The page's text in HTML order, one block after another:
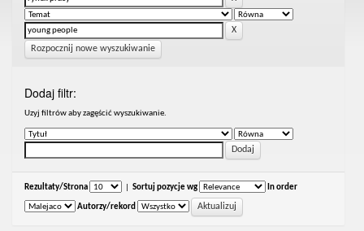
Rozpocznij nowe wyszukiwanie
Dodaj filtr:
Uzyj filtrów aby zagęścić wyszukiwanie.
Rezultaty/Strona Sortuj pozycje wg In order
Autorzy/rekord